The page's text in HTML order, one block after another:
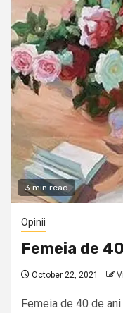
3 min read
Opinii
Femeia de
October 22, 2021
Femeia de 40 de